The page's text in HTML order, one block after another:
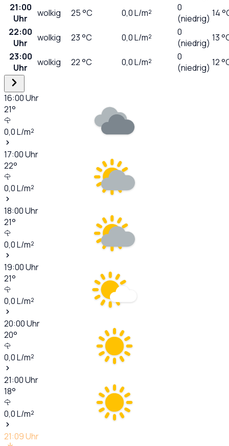
21:00
Uhr
wolkig 25°C 0,0L/m²
0
(niedrig) 14
22:00
Uhr
wolkig 23°C 0,0L/m²
0
(niedrig) 13
23:00
Uhr
wolkig 22°C 0,0L/m²
0
(niedrig) 12
16:00Uhr
21°
0,0L/m²
17:00Uhr
22°
0,0L/m²
18:00Uhr
21°
0,0L/m²
19:00Uhr
21°
0,0L/m²
20:00Uhr
20°
0,0L/m²
21:00Uhr
18°
0,0L/m²
21:09Uhr